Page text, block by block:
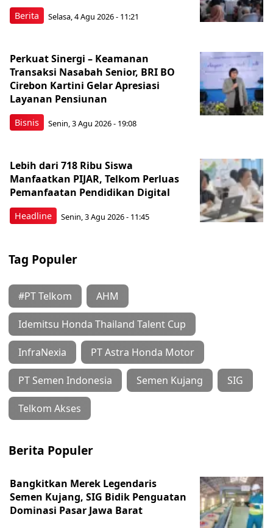
Berita Selasa, 4 Agu 2026 - 11:21
Bisnis
Perkuat Sinergi – Keamanan
Transaksi Nasabah Senior, BRI BO
Cirebon Kartini Gelar Apresiasi
Layanan Pensiunan
Senin, 3 Agu 2026 - 19:08
Headline
Lebih dari 718 Ribu Siswa
Manfaatkan PIJAR, Telkom Perluas
Pemanfaatan Pendidikan Digital
Senin, 3 Agu 2026 - 11:45
Tag Populer
#PT Telkom AHM
Idemitsu Honda Thailand Talent Cup
InfraNexia PT Astra Honda Motor
PT Semen Indonesia Semen Kujang SIG
Telkom Akses
Berita Populer
Bangkitkan Merek Legendaris
Semen Kujang, SIG Bidik Penguatan
Dominasi Pasar Jawa Barat